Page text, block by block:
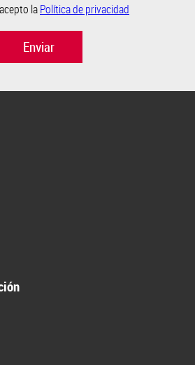
laPolítica de privacidad
Enviar